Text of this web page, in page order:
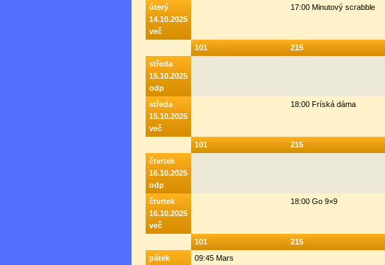
úterý
14.10.2025
več
17:00 Minutový scrabble
101
215
středa
15.10.2025
odp
středa
15.10.2025
več
18:00 Fríská dáma
101
215
čtvrtek
16.10.2025
odp
čtvrtek
16.10.2025
več
18:00 Go 9×9
101
215
pátek
09:45 Mars